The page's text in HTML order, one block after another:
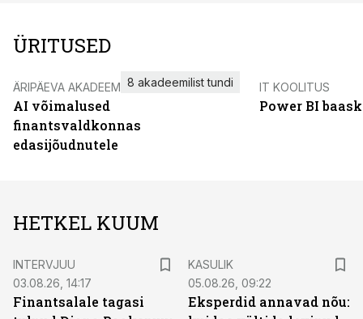
ÜRITUSED
ÄRIPÄEVA AKADEEMIA
AI võimalused
finantsvaldkonnas
edasijõudnutele
8 akadeemilist tundi IT KOOLITUS
Power BI
HETKEL KUUM
INTERVJUU
03.08.26, 14:17
Finantsalale tagasi
KASULIK
05.08.26, 09:22
Eksperdid annavad nõu: